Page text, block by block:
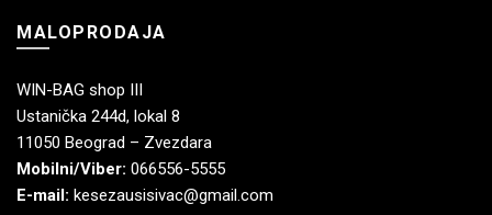
MALOPRODAJA
WIN-BAG shop III
Ustanička 244d, lokal 8
11050 Beograd – Zvezdara
Mobilni/Viber: 066556-5555
E-mail: kesezausisivac@gmail.com